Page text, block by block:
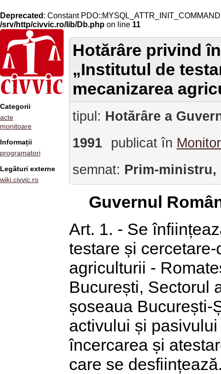
Deprecated : Constant
/srv/http/civvic.ro/lib/Db.php on line 11
Categorii
acte
monitoare
Informații
programatori
Legături externe
wiki.civvic.ro
Hotărâre privind
„Institutul de
mecanizarea
tipul: Hotărâre a
1991
publicat în
semnat: Prim-ministru,
Guvernul
Art. 1. - Se
testare și
agriculturii -
București, Sectorul
șoseaua București-
activului și
încercarea și
care se